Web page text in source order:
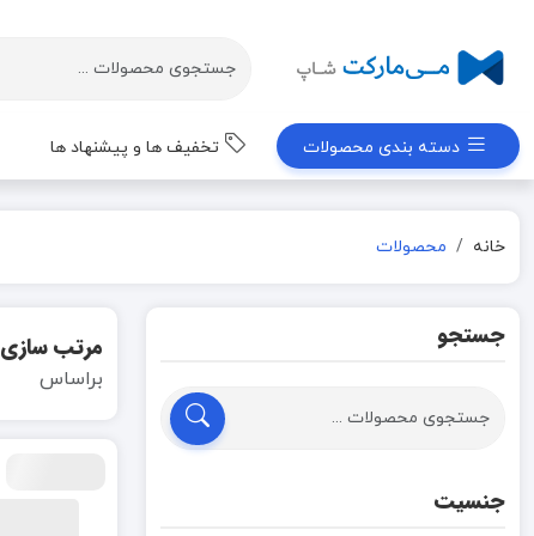
دسته بندی محصولات تخفیف ها و پیشنهاد ها
خانه محصولات
جستجو
جنسیت
مرتب سازی
براساس